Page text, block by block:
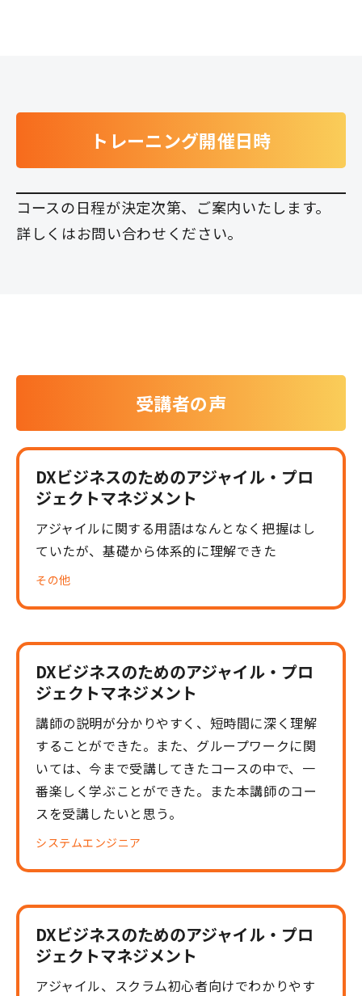
トレーニング開催日時
コースの日程が決定次第、ご案内いたします。
詳しくはお問い合わせください。
受講者の声
DXビジネスのためのアジャイル・プロ
ジェクトマネジメント
アジャイルに関する用語はなんとなく把握はし
ていたが、基礎から体系的に理解できた
その他
DXビジネスのためのアジャイル・プロ
ジェクトマネジメント
講師の説明が分かりやすく、短時間に深く理解
することができた。また、グループワークに関
いては、今まで受講してきたコースの中で、一
番楽しく学ぶことができた。また本講師のコー
スを受講したいと思う。
システムエンジニア
DXビジネスのためのアジャイル・プロ
ジェクトマネジメント
アジャイル、スクラム初心者向けでわかりやす